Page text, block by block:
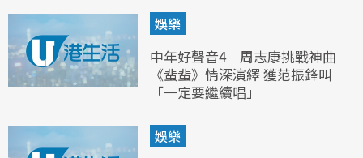
娛樂
中年好聲音4｜周志康挑戰神曲
《蜚蜚》情深演繹 獲范振鋒叫
「一定要繼續唱」
娛樂